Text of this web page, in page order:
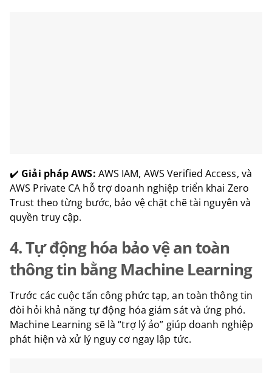
✔️ Giải pháp AWS: AWS IAM, AWS Verified Access, và
AWS Private CA hỗ trợ doanh nghiệp triển khai Zero
Trust theo từng bước, bảo vệ chặt chẽ tài nguyên và
quyền truy cập.
4. Tự động hóa bảo vệ an toàn
thông tin bằng Machine Learning
Trước các cuộc tấn công phức tạp, an toàn thông tin
đòi hỏi khả năng tự động hóa giám sát và ứng phó.
Machine Learning sẽ là “trợ lý ảo” giúp doanh nghiệp
phát hiện và xử lý nguy cơ ngay lập tức.